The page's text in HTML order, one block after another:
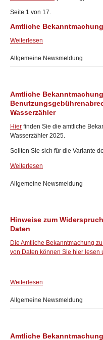
Seite 1 von 17.
Amtliche
Weiterlesen
Allgemeine Newsmeldung
Amtliche
Wasserzähler
Hier finden Sie die amtliche
Wasserzähler 2025.
Sollten Sie sich für die Variante
Weiterlesen
Allgemeine Newsmeldung
Hinweise zum
Daten
Die Amtliche Bekanntmachung
von Daten können Sie hier lesen
Weiterlesen
Allgemeine Newsmeldung
Amtliche